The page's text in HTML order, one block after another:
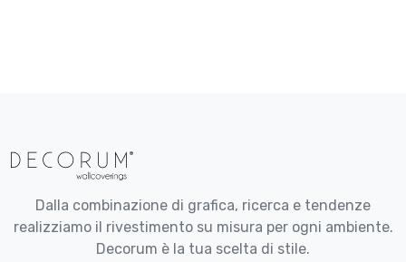
Dalla combinazione di grafica, ricerca e tendenze
realizziamo il rivestimento su misura per ogni ambiente.
Decorum è la tua scelta di stile.